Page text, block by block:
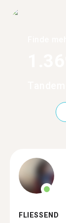
FLIESSEND